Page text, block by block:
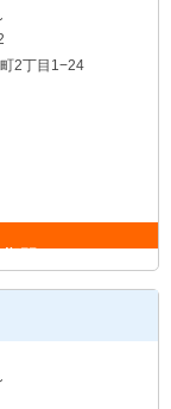
2丁目1−24
1～9/30）